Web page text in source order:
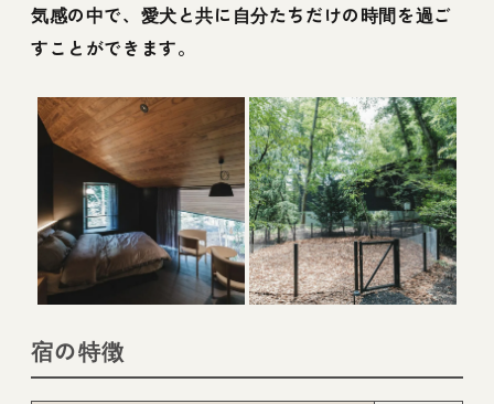
気感の中で、愛犬と共に自分たちだけの時間を過ご
すことができます。
宿の特徴